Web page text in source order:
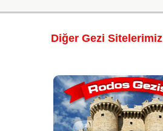
Diğer Gezi Sitelerimiz